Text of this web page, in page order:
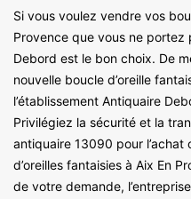
Si vous voulez vendre vos
Provence que vous ne portez
Debord est le bon choix. De
nouvelle boucle d’oreille
l’établissement Antiquaire
Privilégiez la sécurité et la
antiquaire 13090 pour
d’oreilles fantaisies à Aix En
de votre demande,